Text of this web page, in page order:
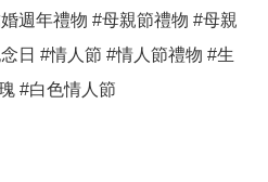
週年禮物 #母親節禮物 #母親
日 #情人節 #情人節禮物 #生
#白色情人節